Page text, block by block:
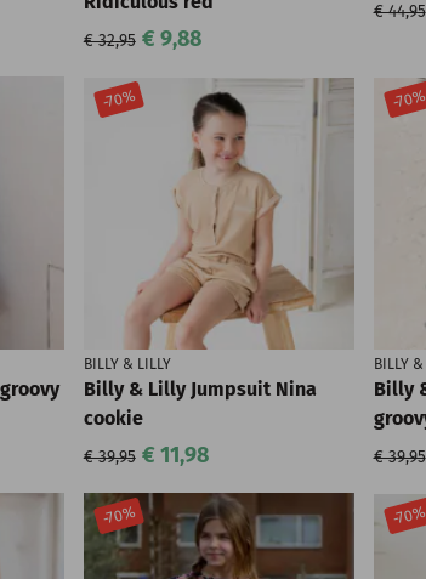
€ 32,95 € 9,88
€ 44,95
-70%
BILLY & LILLY
Billy & Lilly Jumpsuit Nina
cookie
€ 39,95 € 11,98
-70%
BILLY
Billy
€ 39,95
-70% -70%